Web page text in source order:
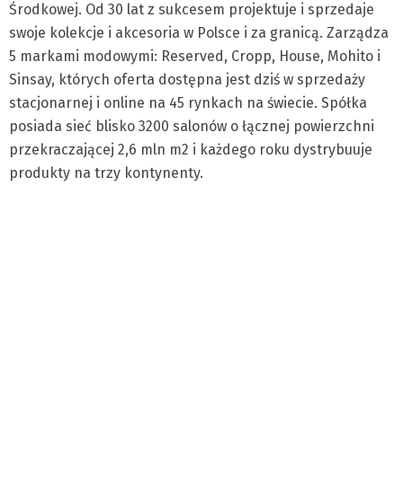
Środkowej. Od 30 lat z sukcesem projektuje i sprzedaje
swoje kolekcje i akcesoria w Polsce i za granicą. Zarządza
5 markami modowymi: Reserved, Cropp, House, Mohito i
Sinsay, których oferta dostępna jest dziś w sprzedaży
stacjonarnej i online na 45 rynkach na świecie. Spółka
posiada sieć blisko 3200 salonów o łącznej powierzchni
przekraczającej 2,6 mln m2 i każdego roku dystrybuuje
produkty na trzy kontynenty.